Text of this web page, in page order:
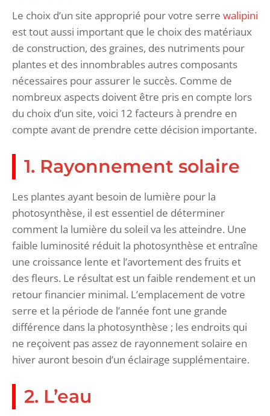
Le choix d’un site approprié pour votre serre walipini
est tout aussi important que le choix des matériaux
de construction, des graines, des nutriments pour
plantes et des innombrables autres composants
nécessaires pour assurer le succès. Comme de
nombreux aspects doivent être pris en compte lors
du choix d’un site, voici 12 facteurs à prendre en
compte avant de prendre cette décision importante.
1. Rayonnement solaire
Les plantes ayant besoin de lumière pour la
photosynthèse, il est essentiel de déterminer
comment la lumière du soleil va les atteindre. Une
faible luminosité réduit la photosynthèse et entraîne
une croissance lente et l’avortement des fruits et
des fleurs. Le résultat est un faible rendement et un
retour financier minimal. L’emplacement de votre
serre et la période de l’année font une grande
différence dans la photosynthèse ; les endroits qui
ne reçoivent pas assez de rayonnement solaire en
hiver auront besoin d’un éclairage supplémentaire.
2. L’eau